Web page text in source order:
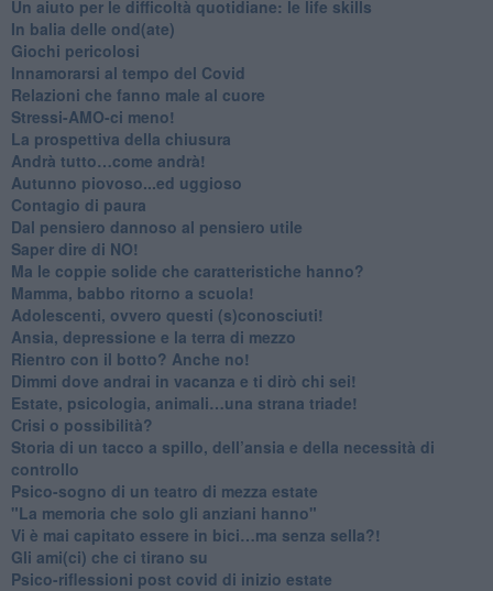
Un aiuto per le difficoltà quotidiane: le life skills
​In balia delle ond(ate)
Giochi pericolosi
Innamorarsi al tempo del Covid
​Relazioni che fanno male al cuore
​Stressi-AMO-ci meno!
​La prospettiva della chiusura
​Andrà tutto…come andrà!
Autunno piovoso...ed uggioso
​Contagio di paura
​Dal pensiero dannoso al pensiero utile
​Saper dire di NO!
​Ma le coppie solide che caratteristiche hanno?
​Mamma, babbo ritorno a scuola!
Adolescenti, ovvero questi (s)conosciuti!
Ansia, depressione e la terra di mezzo
​Rientro con il botto? Anche no!
Dimmi dove andrai in vacanza e ti dirò chi sei!
​Estate, psicologia, animali…una strana triade!
​Crisi o possibilità?
​Storia di un tacco a spillo, dell’ansia e della necessità di
controllo
​Psico-sogno di un teatro di mezza estate
"La memoria che solo gli anziani hanno"
​Vi è mai capitato essere in bici…ma senza sella?!
​Gli ami(ci) che ci tirano su
Psico-riflessioni post covid di inizio estate